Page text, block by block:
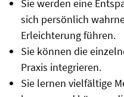
Sie werden eine
sich persönlich
Erleichterung führen.
Sie können die
Praxis integrieren.
Sie lernen vielfältige